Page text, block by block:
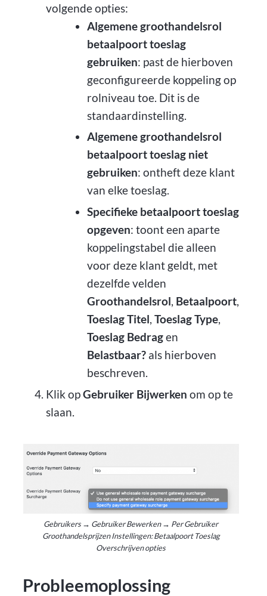
volgende opties:
Algemene groothandelsrol
betaalpoort toeslag
gebruiken: past de hierboven
geconfigureerde koppeling op
rolniveau toe. Dit is de
standaardinstelling.
Algemene groothandelsrol
betaalpoort toeslag niet
gebruiken: ontheft deze klant
van elke toeslag.
Specifieke betaalpoort toeslag
opgeven: toont een aparte
koppelingstabel die alleen
voor deze klant geldt, met
dezelfde velden
Groothandelsrol, Betaalpoort,
Toeslag Titel, Toeslag Type,
Toeslag Bedragen
Belastbaar?als hierboven
beschreven.
Klik opGebruiker Bijwerken om op te
slaan.
Gebruikers → Gebruiker Bewerken → Per Gebruiker
Groothandelsprijzen Instellingen: Betaalpoort Toeslag
Overschrijven opties
Probleemoplossing